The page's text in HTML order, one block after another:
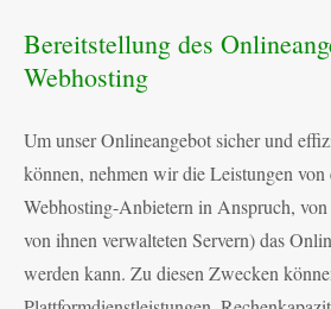
Bereitstellung des
Webhosting
Um unser Onlineangebot sicher und
können, nehmen wir die Leistungen von
Webhosting-Anbietern in Anspruch, von
von ihnen verwalteten Servern) das
werden kann. Zu diesen Zwecken